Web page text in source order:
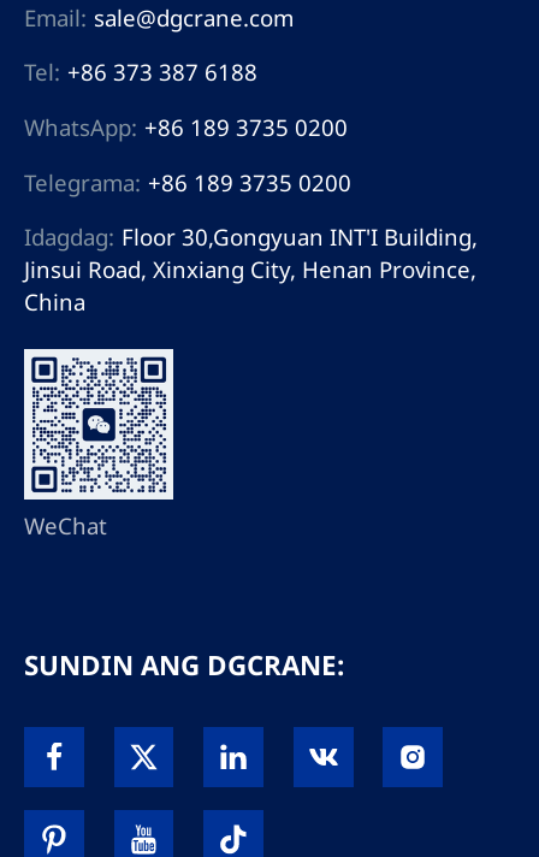
Email: sale@dgcrane.com
Tel: +86 373 387 6188
WhatsApp: +86 189 3735 0200
Telegrama: +86 189 3735 0200
Idagdag: Floor 30,Gongyuan INT'I Building,
Jinsui Road, Xinxiang City, Henan Province,
China
WeChat
SUNDIN ANG DGCRANE: